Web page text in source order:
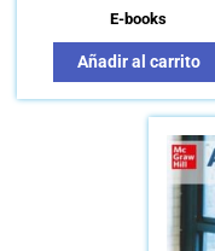
E-books
Añadir al carrito